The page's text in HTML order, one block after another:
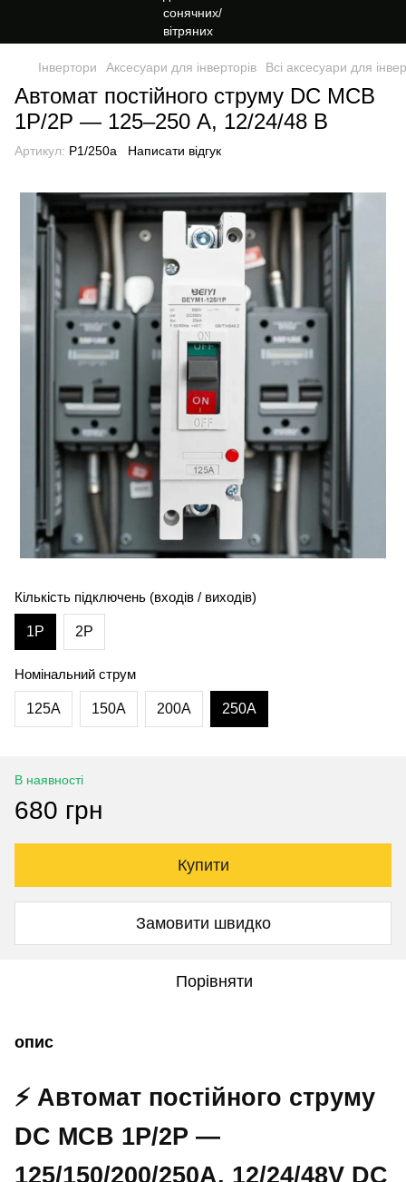
Інвертори Аксесуари для інверторів Всі аксесуари для
Автомат постійного струму DC MCB
1P/2P — 125–250 А, 12/24/48 В
Артикул: P1/250a Написати відгук
Кількість підключень (входів / виходів)
1P 2P
Номінальний струм
125А 150А 200А 250А
В наявності
680 грн
Купити
Замовити швидко
Порівняти
опис
⚡ Автомат постійного струму
DC MCB 1P/2P —
125/150/200/250A, 12/24/48V DC